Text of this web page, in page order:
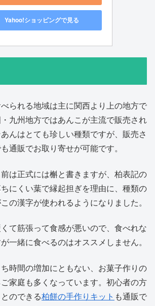
Yahoo!ショッピングで見る
られる地域は主に関西より上の地方で
九州地方ではあんこが主流で販売され
んはとても珍しい種類ですが、販売さ
通販でお取り寄せが可能です。
は正式には槲と書きますが、柏表記の
にくい葉で縁起担ぎを理由に、種類の
の漢字が使われるようになりました。
て筋張って食感が悪いので、食べれな
一緒に食べるのはオススメしません。
時間の増加にともない、お菓子作りの
家庭も多くなっています。初心者の方
のできる柏餅の手作りキット も通販で